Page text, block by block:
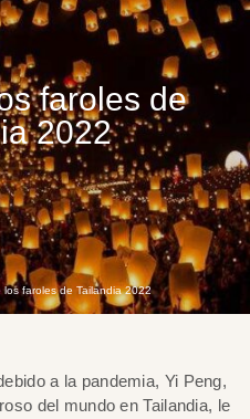
faroles de
2022
los faroles de Tailandia 2022
a la pandemia, Yi Peng,
del mundo en Tailandia, le